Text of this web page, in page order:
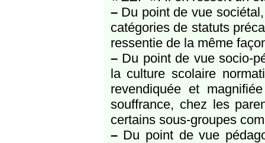
–Du point de vue
catégories de statuts
ressentie de la même
–Du point de vue socio-
la culture scolaire
revendiquée et
souffrance, chez les
certains sous-groupes
–Du point de vue